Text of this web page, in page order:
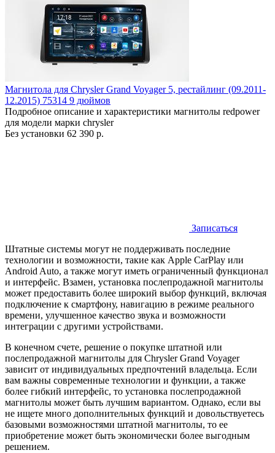
Магнитола для Chrysler Grand Voyager 5, рестайлинг (09.2011-
12.2015) 75314 9 дюймов
Подробное описание и характеристики магнитолы redpower
для модели марки chrysler
Без установки 62 390 р.
Записаться
Штатные системы могут не поддерживать последние
технологии и возможности, такие как Apple CarPlay или
Android Auto, а также могут иметь ограниченный функционал
и интерфейс. Взамен, установка послепродажной магнитолы
может предоставить более широкий выбор функций, включая
подключение к смартфону, навигацию в режиме реального
времени, улучшенное качество звука и возможности
интеграции с другими устройствами.
В конечном счете, решение о покупке штатной или
послепродажной магнитолы для Chrysler Grand Voyager
зависит от индивидуальных предпочтений владельца. Если
вам важны современные технологии и функции, а также
более гибкий интерфейс, то установка послепродажной
магнитолы может быть лучшим вариантом. Однако, если вы
не ищете много дополнительных функций и довольствуетесь
базовыми возможностями штатной магнитолы, то ее
приобретение может быть экономически более выгодным
решением.